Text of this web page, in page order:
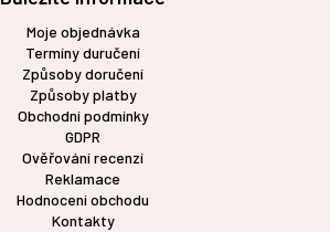
Moje objednávka
Termíny duručení
Způsoby doručení
Způsoby platby
Obchodní podmínky
GDPR
Ověřování recenzí
Reklamace
Hodnocení obchodu
Kontakty